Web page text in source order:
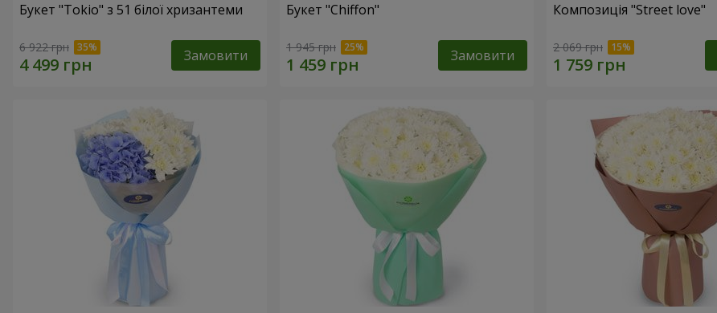
Букет "Tokio" з 51 білої хризантеми
6 922 грн Замовити
Букет "Chiffon"
1 945 грн Замовити
Композиція "Street love"
2 069 грн